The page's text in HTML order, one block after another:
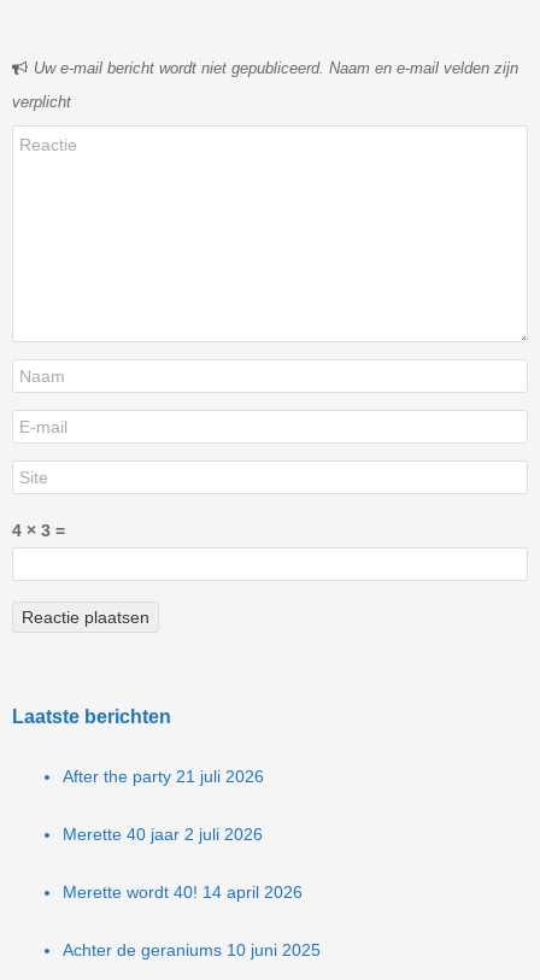
Uw e-mail bericht wordt niet gepubliceerd. Naam en e-mail velden zijn
verplicht
4 × 3 =
Laatste berichten
After the party 21 juli 2026
Merette 40 jaar 2 juli 2026
Merette wordt 40! 14 april 2026
Achter de geraniums 10 juni 2025